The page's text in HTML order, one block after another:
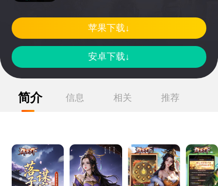
安卓下载↓
苹果下载↓
简介 信息 相关 推荐